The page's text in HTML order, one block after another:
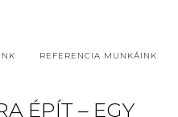
REFERENCIA MUNKÁINK
ÉPÍT – EGY